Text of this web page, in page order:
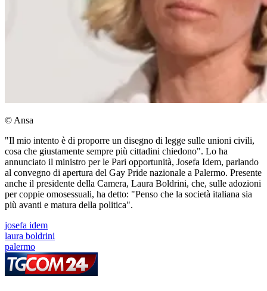
© Ansa
"Il mio intento è di proporre un disegno di legge sulle unioni civili,
cosa che giustamente sempre più cittadini chiedono". Lo ha
annunciato il ministro per le Pari opportunità, Josefa Idem, parlando
al convegno di apertura del Gay Pride nazionale a Palermo. Presente
anche il presidente della Camera, Laura Boldrini, che, sulle adozioni
per coppie omosessuali, ha detto: "Penso che la società italiana sia
più avanti e matura della politica".
josefa idem
laura boldrini
palermo